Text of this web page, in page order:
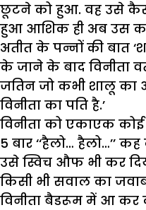
छूटने को हुआ. वह उसे कैसे
हुआ आशिक ही अब उस का
अतीत के पन्नों की बात
के जाने के बाद विनीता
जतिन जो कभी शालू
विनीता का पति है.’
विनीता को एकाएक
5 बार ‘‘हैलो… हैलो…’’
उसे स्विच औफ भी कर
किसी भी सवाल का
विनीता बैडरूम में आ कर